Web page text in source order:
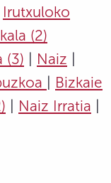
Irutxuloko
(2)
(3) Naiz
Bizkaie
Naiz Irratia